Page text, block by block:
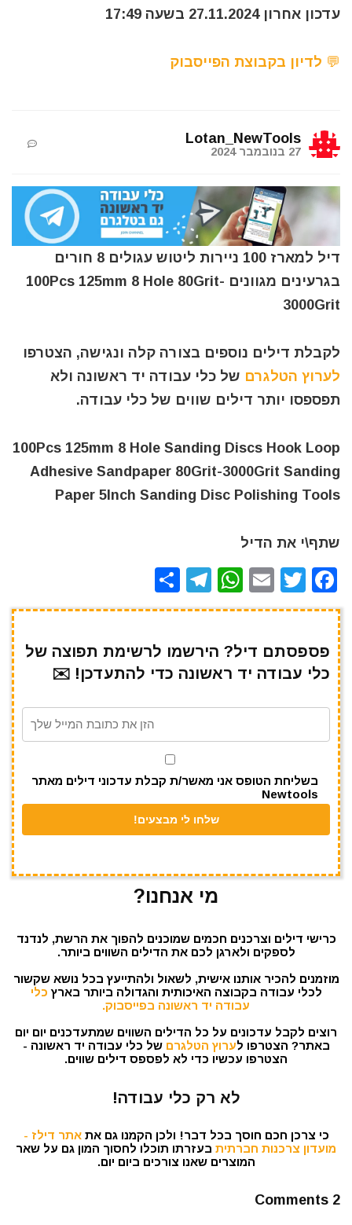
עדכון אחרון 27.11.2024 בשעה 17:49
💬 לדיון בקבוצת הפייסבוק
Lotan_NewTools
27 בנובמבר 2024
דיל למארז 100 ניירות ליטוש עגולים 8 חורים
בגרעינים מגוונים 100Pcs 125mm 8 Hole 80Grit-
3000Grit
לקבלת דילים נוספים בצורה קלה ונגישה, הצטרפו
לערוץ הטלגרם של כלי עבודה יד ראשונה ולא
תפספסו יותר דילים שווים של כלי עבודה.
100Pcs 125mm 8 Hole Sanding Discs Hook Loop
Adhesive Sandpaper 80Grit-3000Grit Sanding
Paper 5Inch Sanding Disc Polishing Tools
שתף\י את הדיל
F
a
e
b
o
T
w
te
r
E
m
l
W
h
s
A
p
T
el
gr
a
m
h
e
פספסתם דיל? הירשמו לרשימת תפוצה של
כלי עבודה יד ראשונה כדי להתעדכן! ✉️
בשליחת הטופס אני מאשר/ת קבלת עדכוני דילים מאתר
Newtools
מי אנחנו?
כרישי דילים וצרכנים חכמים שמוכנים להפוך את הרשת, לנדנד
לספקים ולארגן לכם את הדילים השווים ביותר.
מוזמנים להכיר אותנו אישית, לשאול ולהתייעץ בכל נושא שקשור
לכלי עבודה בקבוצה האיכותית והגדולה ביותר בארץ כלי
עבודה יד ראשונה בפייסבוק.
רוצים לקבל עדכונים על כל הדילים השווים שמתעדכנים יום יום
באתר? הצטרפו לערוץ הטלגרם של כלי עבודה יד ראשונה -
הצטרפו עכשיו כדי לא לפספס דילים שווים.
לא רק כלי עבודה!
כי צרכן חכם חוסך בכל דבר! ולכן הקמנו גם אתאתר דילז -
מועדון צרכנות חברתית בעזרתו תוכלו לחסוך המון גם על שאר
המוצרים שאנו צורכים ביום יום.
2 Comments